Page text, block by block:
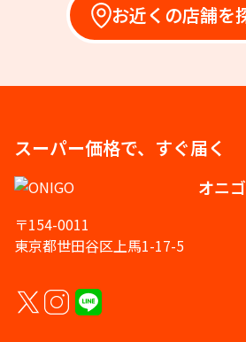
お近くの店舗を
スーパー価格で、すぐ届く
オニ
〒154-0011
東京都世田谷区上馬1-17-5